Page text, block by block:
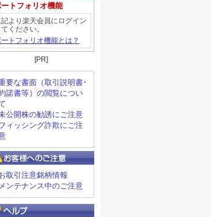
ートフォリオ機能
記より楽天会員にログイン
てください。
ートフォリオ機能とは？
[PR]
要な書面（取引説明書･
諾書等）の閲覧につい
公開株の勧誘にご注意
ィッシング詐欺にご注
取引注意銘柄情報
メンテナンス中のご注意